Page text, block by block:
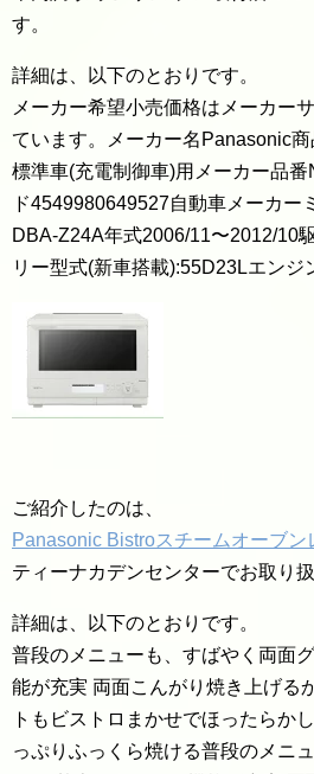
す。
詳細は、以下のとおりです。
メーカー希望小売価格はメーカー
ています。メーカー名Panasonic
標準車(充電制御車)用メーカー品
ド4549980649527自動車メーカー
DBA-Z24A年式2006/11〜2012/10
リー型式(新車搭載):55D23Lエンジ
ご紹介したのは、
Panasonic Bistroスチームオーブ
ティーナカデンセンターでお取り
詳細は、以下のとおりです。
普段のメニューも、すばやく両面
能が充実 両面こんがり焼き上げる
トもビストロまかせでほったらか
っぷりふっくら焼ける普段のメニ